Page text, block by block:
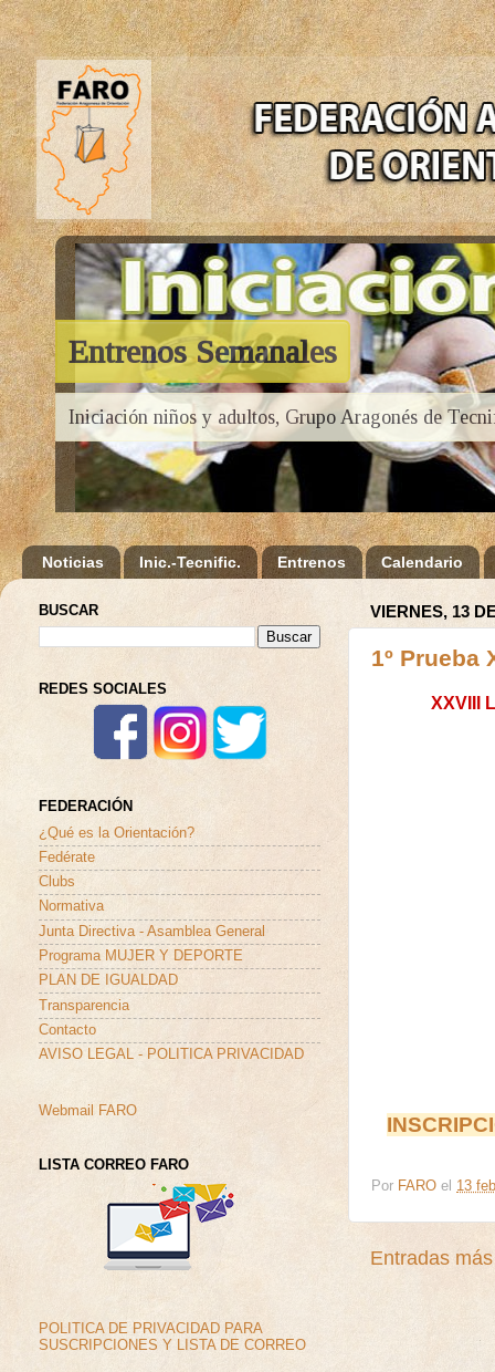
Entrenos Semanales
Iniciación niños y adultos, Grupo Aragonés de
Noticias Inic.-Tecnific. Entrenos Calendario
VIERNES, 13
1º Prueba
XXVIII
Por FARO el 13
Entradas
BUSCAR
REDES SOCIALES
FEDERACIÓN
¿Qué es la Orientación?
Fedérate
Clubs
Normativa
Junta Directiva - Asamblea General
Programa MUJER Y DEPORTE
PLAN DE IGUALDAD
Transparencia
Contacto
AVISO LEGAL - POLITICA PRIVACIDAD
Webmail FARO
LISTA CORREO FARO
POLITICA DE PRIVACIDAD PARA
SUSCRIPCIONES Y LISTA DE CORREO